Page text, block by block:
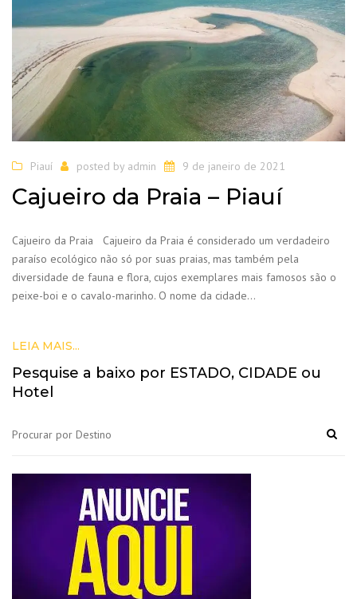
Piauí posted by admin 9 de janeiro de 2021
Cajueiro da Praia – Piauí
Cajueiro da Praia Cajueiro da Praia é considerado um verdadeiro
paraíso ecológico não só por suas praias, mas também pela
diversidade de fauna e flora, cujos exemplares mais famosos são o
peixe-boi e o cavalo-marinho. O nome da cidade…
LEIA MAIS...
Pesquise a baixo por ESTADO, CIDADE ou
Hotel